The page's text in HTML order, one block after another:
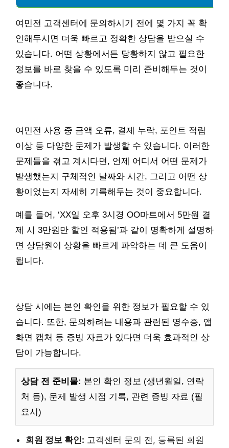
여민전 고객센터에 문의하시기 전에 몇 가지 꼭 확
인해두시면 더욱 빠르고 정확한 상담을 받으실 수
있습니다. 어떤 상황에서든 당황하지 않고 필요한
정보를 바로 찾을 수 있도록 미리 준비해두는 것이
좋습니다.
여민전 사용 중 금액 오류, 결제 누락, 포인트 적립
이상 등 다양한 문제가 발생할 수 있습니다. 이러한
문제들을 겪고 계시다면, 언제 어디서 어떤 문제가
발생했는지 구체적인 날짜와 시간, 그리고 어떤 상
황이었는지 자세히 기록해두는 것이 중요합니다.
예를 들어, ‘XX일 오후 3시경 OO마트에서 5만원 결
제 시 3만원만 할인 적용됨’과 같이 명확하게 설명하
면 상담원이 상황을 빠르게 파악하는 데 큰 도움이
됩니다.
상담 시에는 본인 확인을 위한 정보가 필요할 수 있
습니다. 또한, 문의하려는 내용과 관련된 영수증, 앱
화면 캡처 등 증빙 자료가 있다면 더욱 효과적인 상
담이 가능합니다.
상담 전 준비물: 본인 확인 정보 (생년월일, 연락
처 등), 문제 발생 시점 기록, 관련 증빙 자료 (필
요시)
회원 정보 확인: 고객센터 문의 전, 등록된 회원